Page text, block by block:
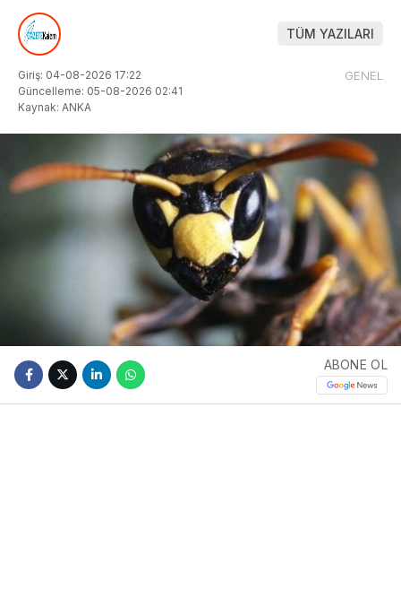
TÜM YAZILARI
Giriş: 04-08-2026 17:22
Güncelleme: 05-08-2026 02:41
Kaynak: ANKA
GENEL
ABONE OL